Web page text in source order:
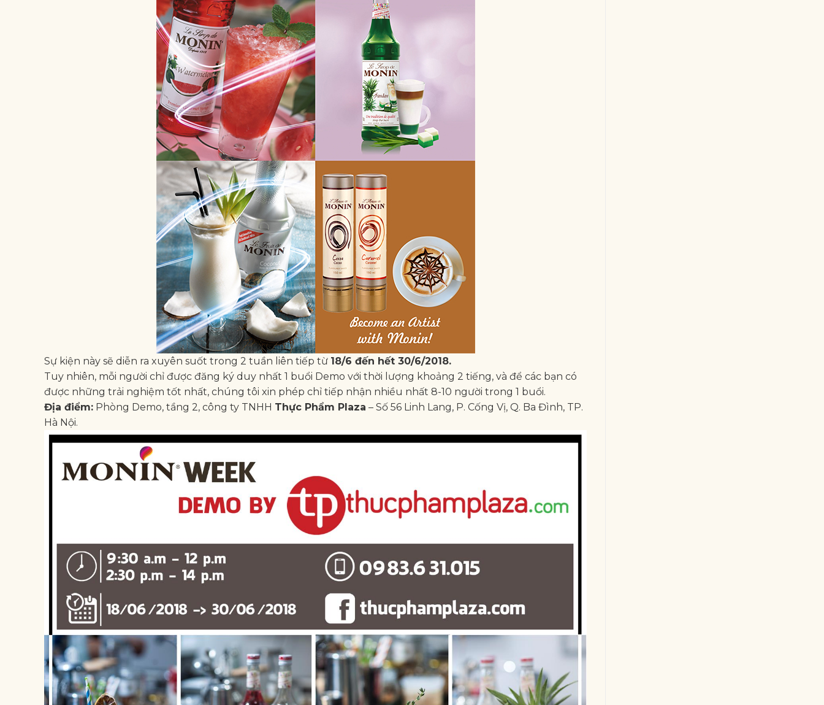
Sự kiện này sẽ diễn ra xuyên suốt trong 2 tuần liên tiếp từ 18/6 đến hết 30/6/2018.
Tuy nhiên, mỗi người chỉ được đăng ký duy nhất 1 buổi Demo với thời lượng khoảng 2 tiếng, và để các bạn có
được những trải nghiệm tốt nhất, chúng tôi xin phép chỉ tiếp nhận nhiều nhất 8-10 người trong 1 buổi.
Địa điểm: Phòng Demo, tầng 2, công ty TNHH Thực Phẩm Plaza – Số 56 Linh Lang, P. Cống Vị, Q. Ba Đình, TP.
Hà Nội.